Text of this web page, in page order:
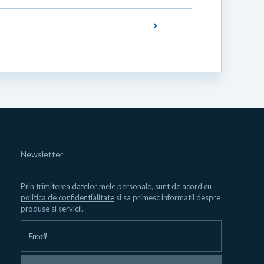
Newsletter
Prin trimiterea datelor mele personale, sunt de acord cu
politica de confidentialitate si sa primesc informatii despre
produse si servicii.